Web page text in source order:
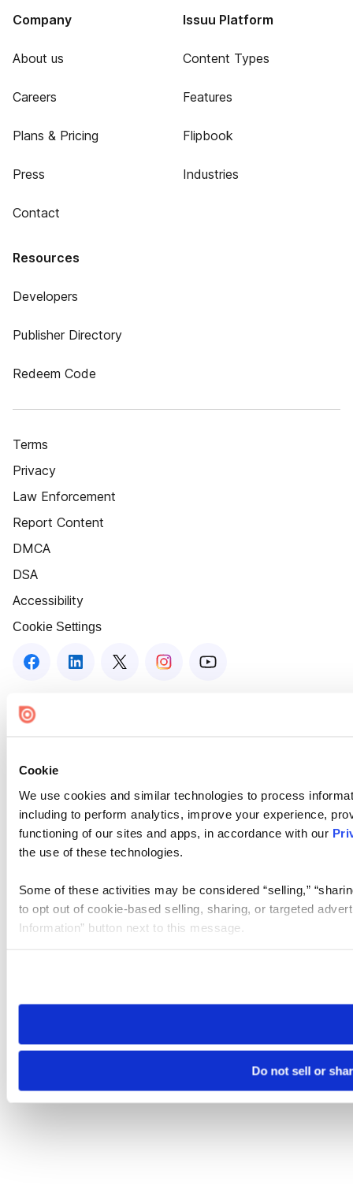
Cookie
We use cookies and similar technologies to process
including to perform analytics, improve your experience,
functioning of our sites and apps, in accordance with our
the use of these technologies.
Some of these activities may be considered “selling,”
to opt out of cookie-based selling, sharing, or targeted
Information” button next to this message.
need to be set again.
Do not sell or
Company
About us
Careers
Plans & Pricing
Press
Contact
Issuu Platform
Content Types
Features
Flipbook
Industries
Resources
Developers
Publisher Directory
Redeem Code
Terms
Privacy
Law Enforcement
Report Content
DMCA
DSA
Accessibility
Cookie Settings